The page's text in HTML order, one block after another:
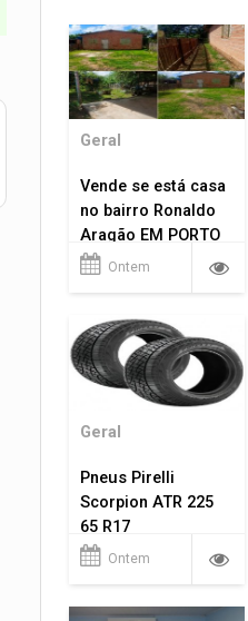
Geral
Vende se está casa
no bairro Ronaldo
Aragão EM PORTO
VELHO RO.
Ontem
Geral
Pneus Pirelli
Scorpion ATR 225
65 R17
Ontem